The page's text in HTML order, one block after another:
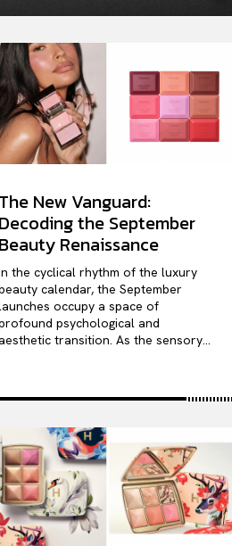
The New Vanguard:
Decoding the September
Beauty Renaissance
the cyclical rhythm of the luxury
calendar, the September
occupy a space of
psychological and
aesthetic transition. As the sensory...